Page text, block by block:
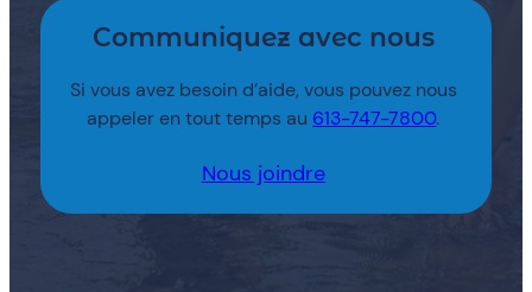
Communiquez avec nous
Si vous avez besoin d’aide, vous pouvez nous
appeler en tout temps au 613-747-7800.
Nous joindre